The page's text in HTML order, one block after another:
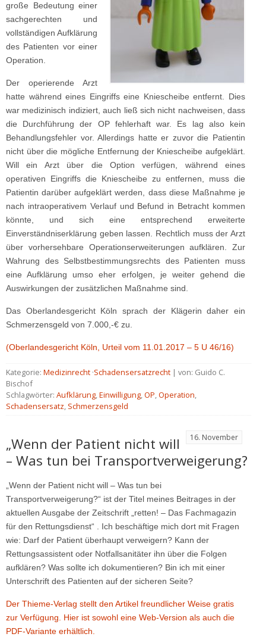
große Bedeutung einer
sachgerechten und
vollständigen Aufklärung
des Patienten vor einer
Operation.
Der operierende Arzt
hatte während eines Eingriffs eine Kniescheibe entfernt. Dies
war medizinisch indiziert, auch ließ sich nicht nachweisen, dass
die Durchführung der OP fehlerhaft war. Es lag also kein
Behandlungsfehler vor. Allerdings hatte er zuvor die Patientin
nicht über die mögliche Entfernung der Kniescheibe aufgeklärt.
Will ein Arzt über die Option verfügen, während eines
operativen Eingriffs die Kniescheibe zu entfernen, muss die
Patientin darüber aufgeklärt werden, dass diese Maßnahme je
nach intraoperativem Verlauf und Befund in Betracht kommen
könnte, und sich eine entsprechend erweiterte
Einverständniserklärung geben lassen. Rechtlich muss der Arzt
über vorhersehbare Operationserweiterungen aufklären. Zur
Wahrung des Selbstbestimmungsrechts des Patienten muss
eine Aufklärung umso eher erfolgen, je weiter gehend die
Auswirkungen der zusätzlichen Maßnahme sind.
Das Oberlandesgericht Köln sprach der Klägerin daher ein
Schmerzensgeld von 7.000,-€ zu.
(Oberlandesgericht Köln, Urteil vom 11.01.2017 – 5 U 46/16)
Kategorie: Medizinrecht ·Schadensersatzrecht | von: Guido C.
Bischof
Schlagwörter: Aufklärung,Einwilligung,OP,Operation,
Schadensersatz, Schmerzensgeld
16. November
„Wenn der Patient nicht will
– Was tun bei Transportverweigerung?
„Wenn der Patient nicht will – Was tun bei
Transportverweigerung?“ ist der Titel meines Beitrages in der
aktuellen Ausgabe der Zeitschrift „retten! – Das Fachmagazin
für den Rettungsdienst“ . Ich beschäftige mich dort mit Fragen
wie: Darf der Patient überhaupt verweigern? Kann der
Rettungsassistent oder Notfallsanitäter ihn über die Folgen
aufklären? Was sollte ich dokumentieren? Bin ich mit einer
Unterschrift des Patienten auf der sicheren Seite?
Der Thieme-Verlag stellt den Artikel freundlicher Weise gratis
zur Verfügung. Hier ist sowohl eine Web-Version als auch die
PDF-Variante erhältlich.